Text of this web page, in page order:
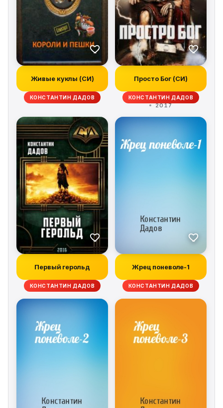
Живые куклы (СИ)
КОНСТАНТИН ДАДОВ
Просто Бог (СИ)
КОНСТАНТИН ДАДОВ
2017
Первый герольд
КОНСТАНТИН ДАДОВ
Жрец поневоле-1
КОНСТАНТИН ДАДОВ